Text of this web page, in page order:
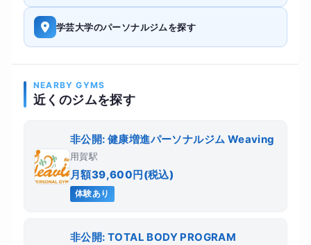
学芸大学のパーソナルジムを探す
NEARBY GYMS
近くのジムを探す
非公開: 健康増進パーソナルジム Weaving
用賀駅
月額39,600円(税込)
体験あり
非公開: TOTAL BODY PROGRAM